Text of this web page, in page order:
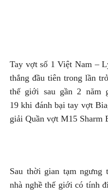
Tay vợt số 1 Việt Nam –
thắng đầu tiên trong lần
thế giới sau gần 2 năm
19 khi đánh bại tay vợt
giải Quần vợt M15 Sharm
Sau thời gian tạm ngưng
nhà nghề thế giới có tính